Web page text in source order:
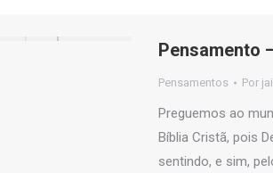
Pensamento
Pensamentos Por
Preguemos ao
Bíblia Cristã, pois
sentindo, e sim,